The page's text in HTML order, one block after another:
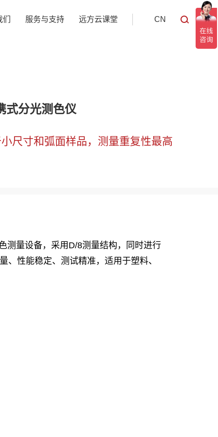
服务与支持 远方云课堂 CN
式分光测色仪
尺寸和弧面样品，测量重复性最高
测量设备，采用D/8测量结构，同时进行
性能稳定、测试精准，适用于塑料、